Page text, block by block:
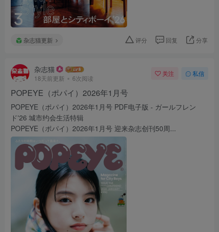
杂志猫更新 评分 回复 分享
杂志猫
18天前更新 6次阅读
关注 私信
POPEYE（ポパイ）2026年1月号
POPEYE（ポパイ）2026年1月号 PDF电子版 - ガールフレン
ド'26 城市约会生活特辑
POPEYE（ポパイ）2026年1月号 迎来杂志创刊50周...